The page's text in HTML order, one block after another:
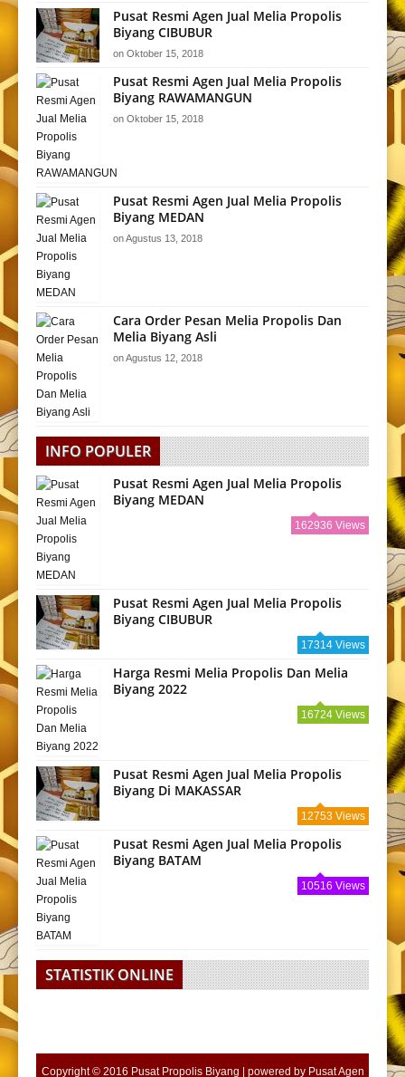
Pusat Resmi Agen Jual Melia Propolis
Biyang CIBUBUR
on Oktober 15, 2018
Pusat Resmi Agen Jual Melia Propolis
Biyang RAWAMANGUN
on Oktober 15, 2018
Pusat Resmi Agen Jual Melia Propolis
Biyang MEDAN
onAgustus 13, 2018
Cara Order Pesan Melia Propolis Dan
Melia Biyang Asli
onAgustus 12, 2018
INFO POPULER
Pusat Resmi Agen Jual Melia Propolis
Biyang MEDAN
162936 Views
Pusat Resmi Agen Jual Melia Propolis
Biyang CIBUBUR
17314 Views
Harga Resmi Melia Propolis Dan Melia
Biyang 2022
16724 Views
Pusat Resmi Agen Jual Melia Propolis
Biyang Di MAKASSAR
12753 Views
Pusat Resmi Agen Jual Melia Propolis
Biyang BATAM
10516 Views
STATISTIK ONLINE
Copyright © 2016 Pusat Propolis Biyang | powered by Pusat Agen